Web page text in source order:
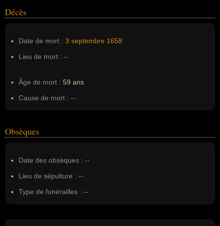
Décès
Date de mort : 3 septembre 1658
Lieu de mort : --
Âge de mort : 59 ans
Cause de mort : --
Obsèques
Date des obsèques : --
Lieu de sépulture : --
Type de funérailles : --